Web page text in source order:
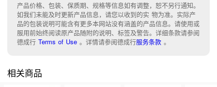
产品价格、包装、保质期、规格等信息如有调整，恕不另行通知。
如我们未能及时更新产品信息，请您以收到的实 物为准。实际产
品的包装说明可能含有更多本网站没有涵盖的产品信息。请使用或
服用前始终阅读原产品随附的说明、标签及警告。详细条款请参阅
德成行 Terms of Use 。 详情请参阅德成行服务条款 。
相关商品